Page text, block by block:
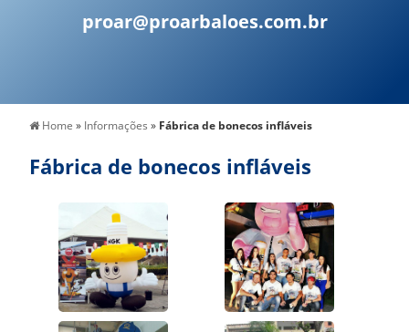
proar@proarbaloes.com.br
Home » Informações» Fábrica de bonecos infláveis
Fábrica de bonecos infláveis